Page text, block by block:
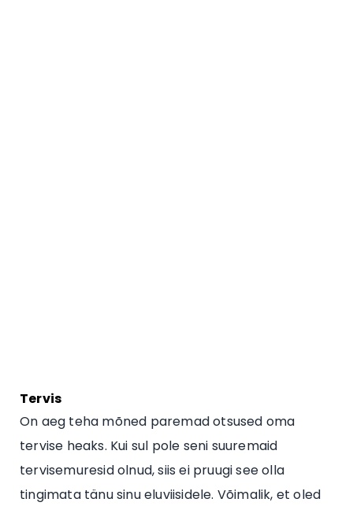
Tervis
On aeg teha mõned paremad otsused oma
tervise heaks. Kui sul pole seni suuremaid
tervisemuresid olnud, siis ei pruugi see olla
tingimata tänu sinu eluviisidele. Võimalik, et oled